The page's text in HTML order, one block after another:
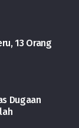
13 Orang
Dugaan